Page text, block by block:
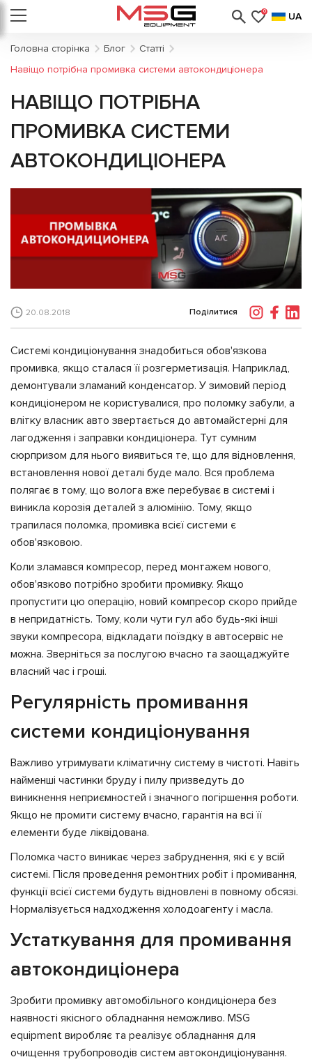
0 UA
Головна сторінка Блог
Статті
Навіщо потрібна промивка системи автокондиціонера
НАВІЩО ПОТРІБНА
ПРОМИВКА СИСТЕМИ
АВТОКОНДИЦІОНЕРА
20.08.2018 Поділитися
Системі кондиціонування знадобиться обов'язкова
промивка, якщо сталася її розгерметизація. Наприклад,
демонтували зламаний конденсатор. У зимовий період
кондиціонером не користувалися, про поломку забули, а
влітку власник авто звертається до автомайстерні для
лагодження і заправки кондиціонера. Тут сумним
сюрпризом для нього виявиться те, що для відновлення,
встановлення нової деталі буде мало. Вся проблема
полягає в тому, що волога вже перебуває в системі і
виникла корозія деталей з алюмінію. Тому, якщо
трапилася поломка, промивка всієї системи є
обов'язковою.
Коли зламався компресор, перед монтажем нового,
обов'язково потрібно зробити промивку. Якщо
пропустити цю операцію, новий компресор скоро прийде
в непридатність. Тому, коли чути гул або будь-які інші
звуки компресора, відкладати поїздку в автосервіс не
можна. Зверніться за послугою вчасно та заощаджуйте
власний час і гроші.
Регулярність промивання
системи кондиціонування
Важливо утримувати кліматичну систему в чистоті. Навіть
найменші частинки бруду і пилу призведуть до
виникнення неприємностей і значного погіршення роботи.
Якщо не промити систему вчасно, гарантія на всі її
елементи буде ліквідована.
Поломка часто виникає через забруднення, які є у всій
системі. Після проведення ремонтних робіт і промивання,
функції всієї системи будуть відновлені в повному обсязі.
Нормалізується надходження холодоагенту і масла.
Устаткування для промивання
автокондиціонера
Зробити промивку автомобільного кондиціонера без
наявності якісного обладнання неможливо. MSG
equipment виробляє та реалізує обладнання для
очищення трубопроводів систем автокондиціонування.